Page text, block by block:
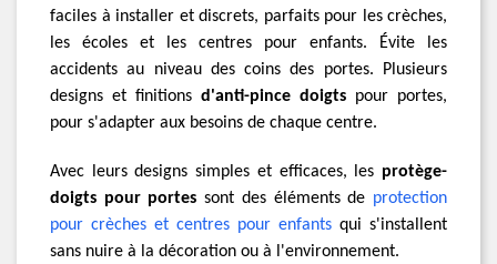
faciles à installer et discrets, parfaits pour les crèches,
les écoles et les centres pour enfants. Évite les
accidents au niveau des coins des portes. Plusieurs
designs et finitions d'anti-pince doigts pour portes,
pour s'adapter aux besoins de chaque centre.
Avec leurs designs simples et efficaces, les protège-
doigts pour portes sont des éléments de protection
pour crèches et centres pour enfants qui s'installent
sans nuire à la décoration ou à l'environnement.